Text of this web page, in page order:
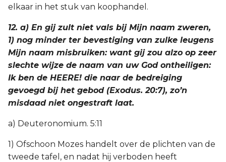
elkaar in het stuk van koophandel.
12. a) En gij zult niet vals bij Mijn naam zweren,
1) nog minder ter bevestiging van zulke leugens
Mijn naam misbruiken: want gij zou alzo op zeer
slechte wijze de naam van uw God ontheiligen:
Ik ben de HEERE! die naar de bedreiging
gevoegd bij het gebod (Exodus. 20:7), zo’n
misdaad niet ongestraft laat.
a) Deuteronomium. 5:11
1) Ofschoon Mozes handelt over de plichten van de
tweede tafel, en nadat hij verboden heeft